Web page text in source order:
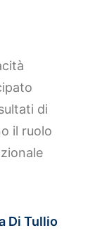
di
il ruolo
Di Tullio